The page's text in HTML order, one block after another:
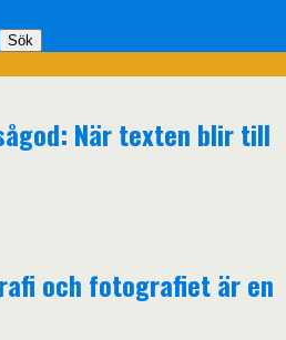
När texten blir till
och fotografiet är en